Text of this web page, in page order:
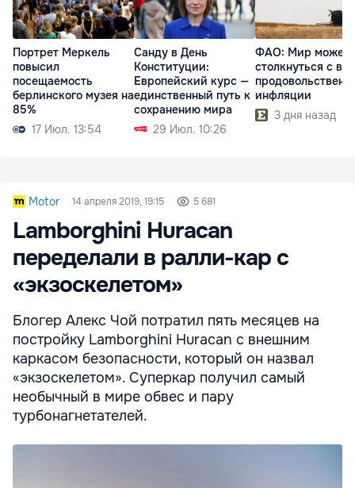
Портрет Меркель
повысил
посещаемость
берлинского музея на
85%
17 Июл. 13:54
Санду в День
Конституции:
Европейский курс —
единственный путь к
сохранению мира
29 Июл. 10:26
ФАО: Мир может
столкнуться с
инфляции
3 дня назад
Motor 14 апреля 2019, 19:15 5 681
Lamborghini Huracan
переделали в ралли-кар с
«экзоскелетом»
Блогер Алекс Чой потратил пять месяцев на
постройку Lamborghini Huracan с внешним
каркасом безопасности, который он назвал
«экзоскелетом». Суперкар получил самый
необычный в мире обвес и пару
турбонагнетателей.